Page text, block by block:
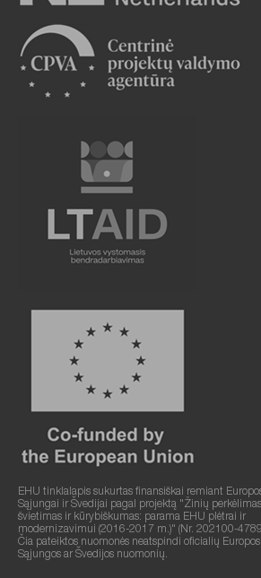
EHU tinklalapis sukurtas finansiškai remiant
Sąjungai ir Švedijai pagal projektą "Žinių
švietimas ir kūrybiškumas: parama EHU plėtrai ir
modernizavimui (2016-2017 m.)" (Nr. 202100-
Čia pateiktos nuomonės neatspindi oficialių Europos
Sąjungos ar Švedijos nuomonių.